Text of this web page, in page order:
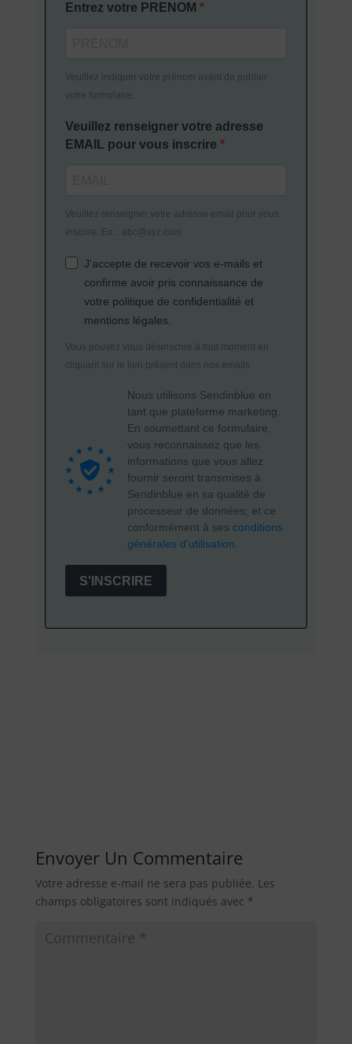
Entrez votre PRENOM
Veuillez indiquer votre prénom avant de publier
votre formulaire..
Veuillez renseigner votre adresse
EMAIL pour vous inscrire
Veuillez renseigner votre adresse email pour vous
inscrire. Ex. : abc@xyz.com
J'accepte de recevoir vos e-mails et
confirme avoir pris connaissance de
votre politique de confidentialité et
mentions légales.
Vous pouvez vous désinscrire à tout moment en
cliquant sur le lien présent dans nos emails.
Nous utilisons Sendinblue en
tant que plateforme marketing.
En soumettant ce formulaire,
vous reconnaissez que les
informations que vous allez
fournir seront transmises à
Sendinblue en sa qualité de
processeur de données; et ce
conformément à ses conditions
générales d'utilisation.
S'INSCRIRE
Envoyer Un Commentaire
Votre adresse e-mail ne sera pas publiée. Les
champs obligatoires sont indiqués avec *